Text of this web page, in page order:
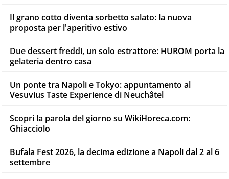
Il grano cotto diventa sorbetto salato: la nuova
proposta per l'aperitivo estivo
Due dessert freddi, un solo estrattore: HUROM porta la
gelateria dentro casa
Un ponte tra Napoli e Tokyo: appuntamento al
Vesuvius Taste Experience di Neuchâtel
Scopri la parola del giorno su WikiHoreca.com:
Ghiacciolo
Bufala Fest 2026, la decima edizione a Napoli dal 2 al 6
settembre